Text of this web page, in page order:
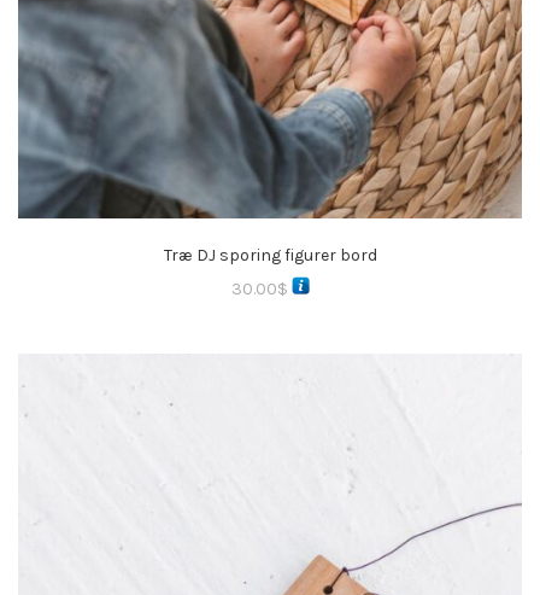
Træ DJ sporing figurer bord
30.00$